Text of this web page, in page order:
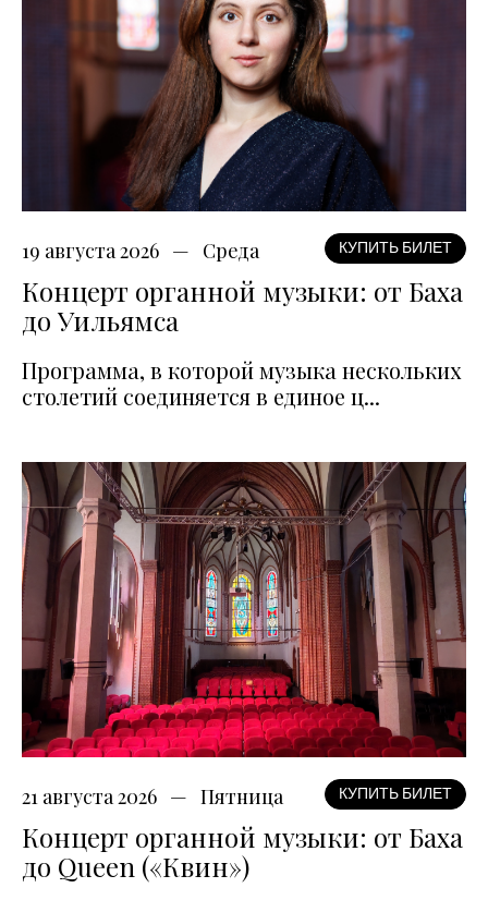
19 августа 2026 Среда КУПИТЬ БИЛЕТ
Концерт органной музыки: от Баха
до Уильямса
Программа, в которой музыка нескольких
столетий соединяется в единое ц...
21 августа 2026 Пятница КУПИТЬ БИЛЕТ
Концерт органной музыки: от Баха
до Queen («Квин»)